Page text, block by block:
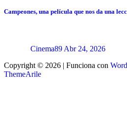
Campeones, una película que nos da una
Cinema89 Abr 24, 2026
Copyright © 2026 | Funciona con
ThemeArile